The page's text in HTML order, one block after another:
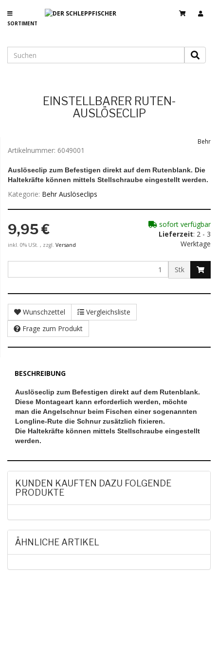
SORTIMENT
EINSTELLBARER RUTEN-
AUSLÖSECLIP
Behr
Artikelnummer: 6049001
Auslöseclip zum Befestigen direkt auf dem Rutenblank. Die
Haltekräfte können mittels Stellschraube eingestellt werden.
Kategorie: Behr Auslöseclips
9,95 €
inkl. 0% USt. , zzgl. Versand
sofort verfügbar
Lieferzeit: 2 - 3
Werktage
Stk
Wunschzettel
Vergleichsliste
Frage zum Produkt
BESCHREIBUNG
Auslöseclip zum Befestigen direkt auf dem Rutenblank.
Diese Montageart kann erforderlich werden, möchte
man die Angelschnur beim Fischen einer sogenannten
Longline-Rute die Schnur zusätzlich fixieren.
Die Haltekräfte können mittels Stellschraube eingestellt
werden.
KUNDEN KAUFTEN DAZU FOLGENDE
PRODUKTE
ÄHNLICHE ARTIKEL